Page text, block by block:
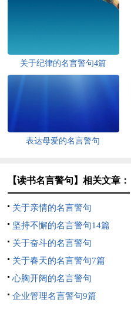
关于纪律的名言警句4篇
表达母爱的名言警句
【读书名言警句】相关文章：
关于亲情的名言警句
坚持不懈的名言警句14篇
关于奋斗的名言警句
关于春天的名言警句7篇
心胸开阔的名言警句
企业管理名言警句9篇